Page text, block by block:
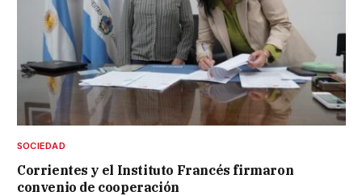
SOCIEDAD
Corrientes y el Instituto Francés firmaron
convenio de cooperación